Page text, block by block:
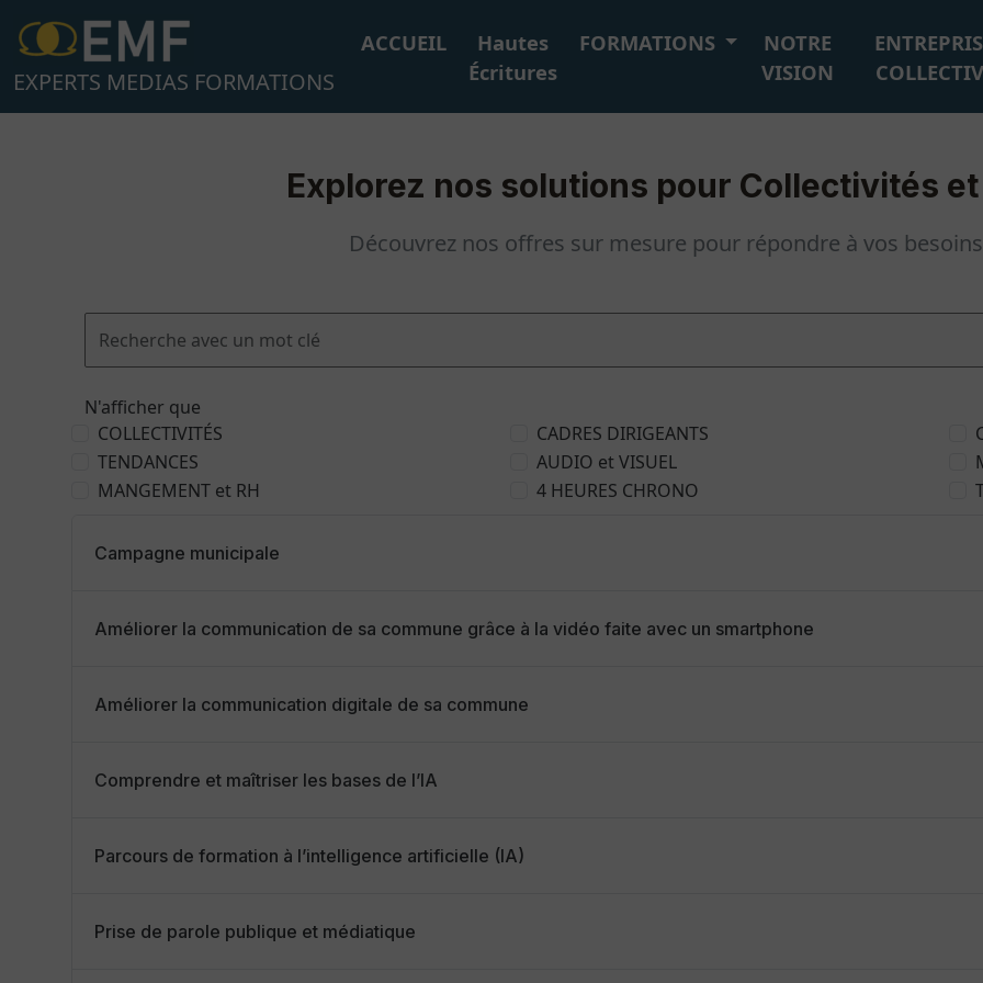
au
EXPERTS MEDIAS FORMATIONS
ACCUEIL
Hautes
Écritures
FORMATIONS
NOTRE
VISION
Explorez nos solutions pour Collectivités
Découvrez nos offres sur mesure pour répondre à vos
N'afficher que
COLLECTIVITÉS
CADRES DIRIGEANTS
TENDANCES
AUDIO et VISUEL
MANGEMENT et RH
4 HEURES CHRONO
Campagne municipale
Améliorer la communication de sa commune grâce à la vidéo faite avec un smartphone
Améliorer la communication digitale de sa commune
Comprendre et maîtriser les bases de l’IA
Parcours de formation à l’intelligence artificielle (IA)
Prise de parole publique et médiatique